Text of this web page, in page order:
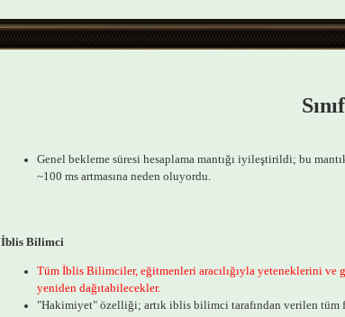
Genel bekleme süresi hesaplama mantığı iyileştirildi; bu
~100 ms artmasına neden oluyordu.
İblis Bilimci
Tüm İblis Bilimciler, eğitmenleri aracılığıyla yeteneklerini ve
yeniden dağıtabilecekler.
"Hakimiyet" özelliği; artık iblis bilimci tarafından verilen tüm